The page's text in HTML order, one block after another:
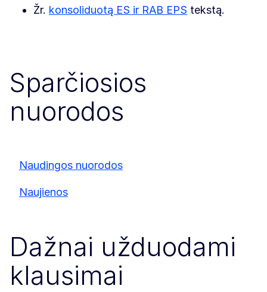
Žr. konsoliduotą ES ir RAB EPS tekstą.
Sparčiosios
nuorodos
Naudingos nuorodos
Naujienos
Dažnai užduodami
klausimai